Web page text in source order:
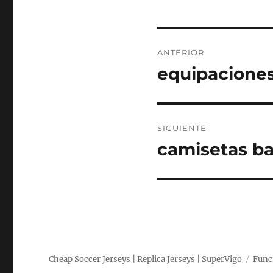
de
ANTERIOR
Entrada
SIGUIENTE
Entrada
camisetas
Cheap Soccer Jerseys | Replica Jerseys | SuperVigo